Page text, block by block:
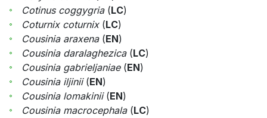
Cotinus coggygria(LC)
Coturnix coturnix(LC)
Cousinia araxena(EN)
Cousinia daralaghezica(LC)
Cousinia gabrieljaniae(EN)
Cousinia iljinii(EN)
Cousinia lomakinii(EN)
Cousinia macrocephala(LC)